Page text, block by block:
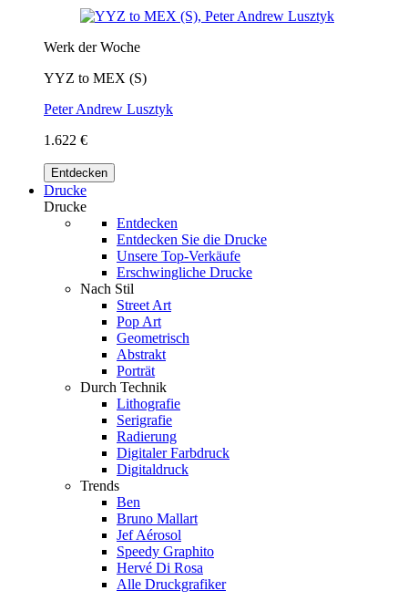
Werk der Woche
YYZ to MEX (S)
Peter Andrew Lusztyk
1.622 €
Entdecken
Drucke
Drucke
Entdecken
Entdecken Sie die Drucke
Unsere Top-Verkäufe
Erschwingliche Drucke
Nach Stil
Street Art
Pop Art
Geometrisch
Abstrakt
Porträt
Durch Technik
Lithografie
Serigrafie
Radierung
Digitaler Farbdruck
Digitaldruck
Trends
Ben
Bruno Mallart
Jef Aérosol
Speedy Graphito
Hervé Di Rosa
Alle Druckgrafiker